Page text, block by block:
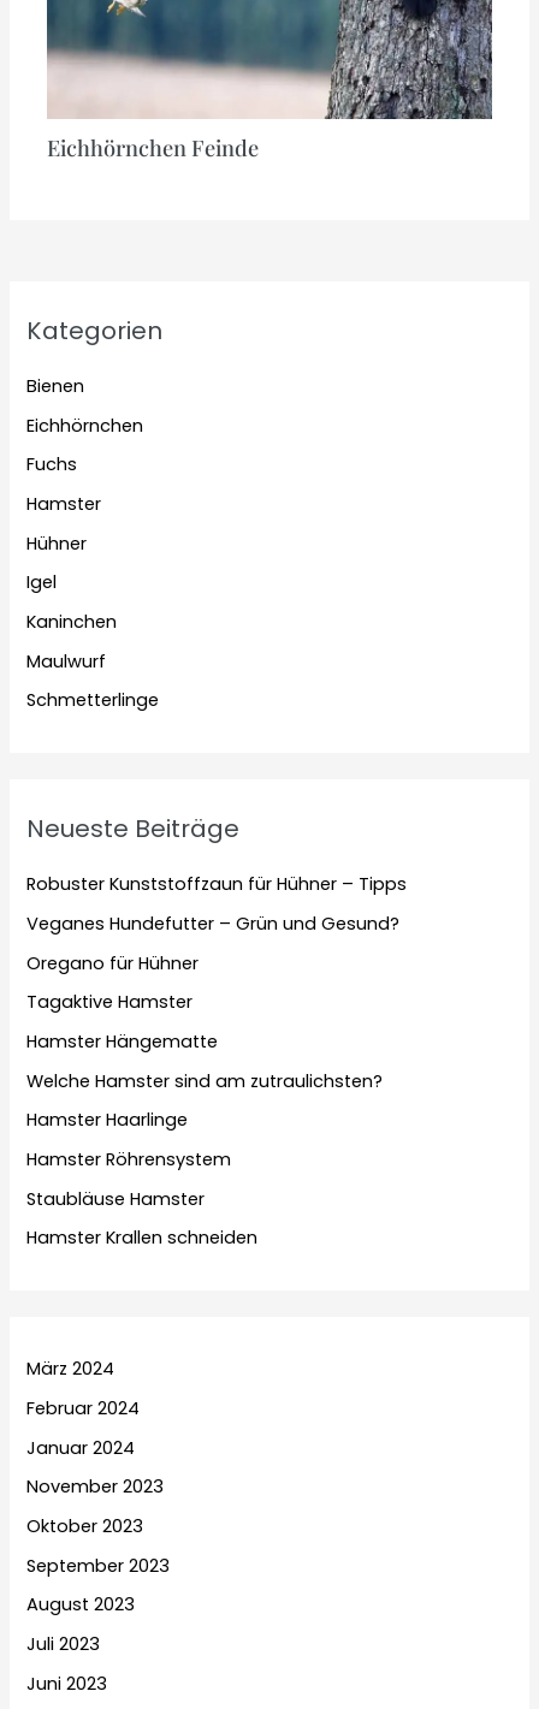
Eichhörnchen Feinde
Kategorien
Bienen
Eichhörnchen
Fuchs
Hamster
Hühner
Igel
Kaninchen
Maulwurf
Schmetterlinge
Neueste Beiträge
Robuster Kunststoffzaun für Hühner – Tipps
Veganes Hundefutter – Grün und Gesund?
Oregano für Hühner
Tagaktive Hamster
Hamster Hängematte
Welche Hamster sind am zutraulichsten?
Hamster Haarlinge
Hamster Röhrensystem
Staubläuse Hamster
Hamster Krallen schneiden
März 2024
Februar 2024
Januar 2024
November 2023
Oktober 2023
September 2023
August 2023
Juli 2023
Juni 2023